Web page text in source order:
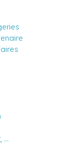
...